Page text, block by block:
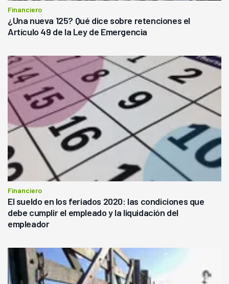
Financiero
¿Una nueva 125? Qué dice sobre retenciones el
Artículo 49 de la Ley de Emergencia
Financiero
El sueldo en los feriados 2020: las condiciones que
debe cumplir el empleado y la liquidación del
empleador